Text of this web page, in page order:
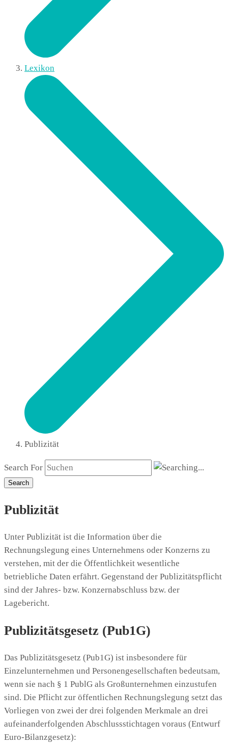
Lexikon
Publizität
Search For
Search
Publizität
Unter Publizität ist die Information über die
Rechnungslegung eines Unternehmens oder Konzerns zu
verstehen, mit der die Öffentlichkeit wesentliche
betriebliche Daten erfährt. Gegenstand der Publizitätspflicht
sind der Jahres- bzw. Konzernabschluss bzw. der
Lagebericht.
Publizitätsgesetz (Pub1G)
Das Publizitätsgesetz (Pub1G) ist insbesondere für
Einzelunternehmen und Personengesellschaften bedeutsam,
wenn sie nach § 1 PublG als Großunternehmen einzustufen
sind. Die Pflicht zur öffentlichen Rechnungslegung setzt das
Vorliegen von zwei der drei folgenden Merkmale an drei
aufeinanderfolgenden Abschlussstichtagen voraus (Entwurf
Euro-Bilanzgesetz):